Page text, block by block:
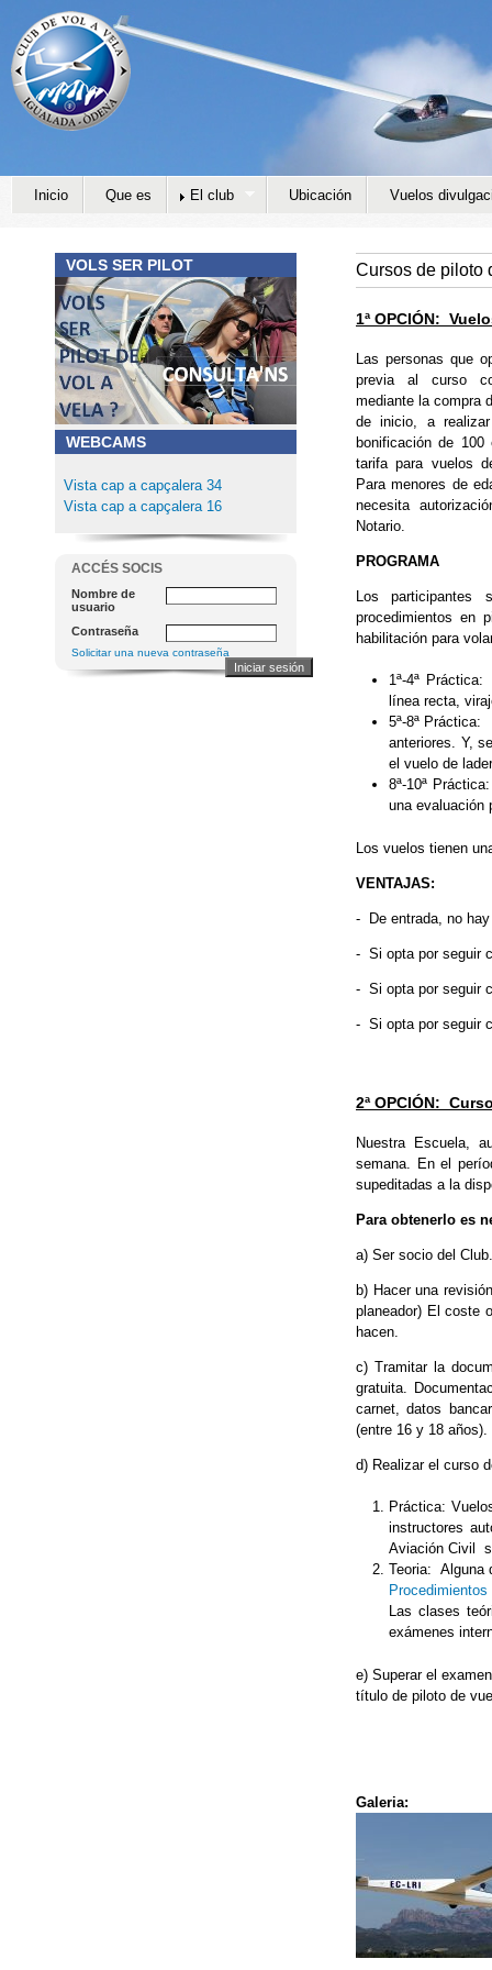
Cursos de piloto
1ª OPCIÓN:
Las personas que
previa al curso
mediante la compra
de inicio, a
bonificación de
tarifa para vuelos
Para menores de
necesita
Notario.
PROGRAMA
Los
procedimientos en
habilitación para
1ª-4ª
línea recta,
5ª-8ª Práctica:
anteriores. Y,
el vuelo de
8ª-10ª
una evaluación
Los vuelos tienen
VENTAJAS:
- De entrada, no
- Si opta por seguir
- Si opta por seguir
- Si opta por seguir
2ª OPCIÓN:
Nuestra Escuela,
semana. En el
supeditadas a la
Para obtenerlo es
a) Ser socio del
b) Hacer una
planeador) El coste
hacen.
c) Tramitar la
gratuita.
carnet, datos
(entre 16 y 18 años).
d) Realizar el curso
Práctica:
instructores
Aviación Civil
Teoria: Alguna
Las clases
exámenes
e) Superar el
título de piloto de
Galeria:
Inicio Que es El club Ubicación Vuelos
VOLS SER PILOT
WEBCAMS
Vista cap a capçalera 34
Vista cap a capçalera 16
ACCÉS SOCIS
Nombre de
usuario
Contraseña
Solicitar una nueva contraseña